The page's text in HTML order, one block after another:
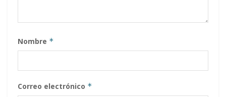
Nombre *
Correo electrónico *